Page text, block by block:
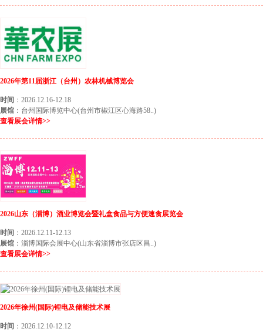
2026年第11届浙江（台州）农林机械博览会
时间 ：2026.12.16-12.18
展馆 ：台州国际博览中心(台州市椒江区心海路58..)
查看展会详情>>
2026山东（淄博）酒业博览会暨礼盒食品与方便速食展览会
时间 ：2026.12.11-12.13
展馆 ：淄博国际会展中心(山东省淄博市张店区昌..)
查看展会详情>>
2026年徐州(国际)锂电及储能技术展
时间 ：2026.12.10-12.12